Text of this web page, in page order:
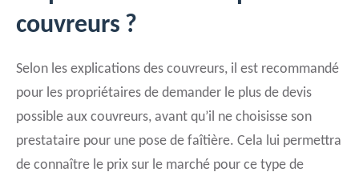
couvreurs ?
Selon les explications des couvreurs, il est recommandé
pour les propriétaires de demander le plus de devis
possible aux couvreurs, avant qu’il ne choisisse son
prestataire pour une pose de faîtière. Cela lui permettra
de connaître le prix sur le marché pour ce type de